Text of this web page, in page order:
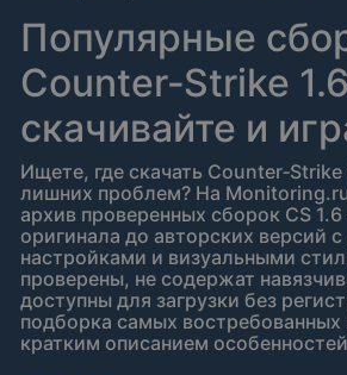
Популярные
Counter‑Strike
скачивайте и
Ищете, где скачать
лишних проблем? На
архив проверенных сборок CS
оригинала до авторских версий
настройками и визуальными
проверены, не содержат
доступны для загрузки без
подборка самых востребованных
кратким описанием